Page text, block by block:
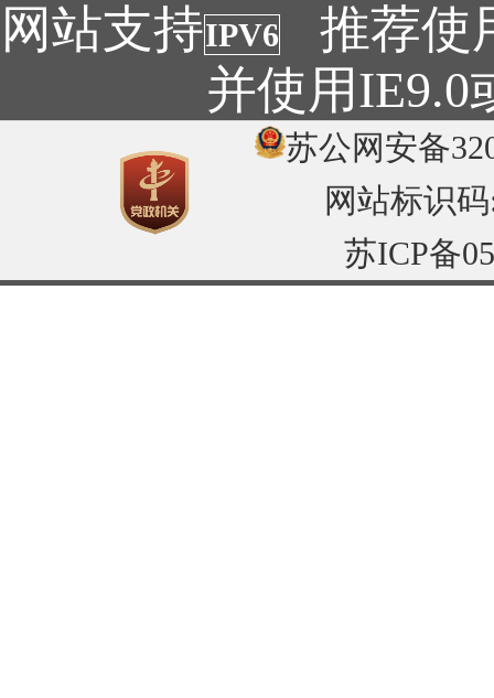
网站支持IPV6推荐使
并使用IE9.0
苏公网安备
网站标识码
苏ICP备